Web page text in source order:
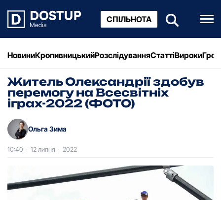
СПІЛЬНОТА
НовиниКропивницькийРозслідуванняСтаттіВироки
Житель Олександрії здобув
перемогу на Всесвітніх
іграх-2022 (ФОТО)
Ольга Зима
10:40 · 12 липня · 2022